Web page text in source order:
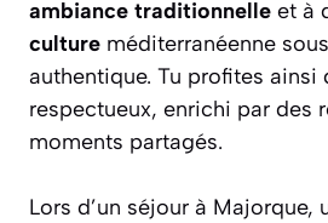
ambiance traditionnelle et à
culture méditerranéenne
authentique. Tu profites ainsi
respectueux, enrichi par des
moments partagés.
Lors d’un séjour à Majorque,